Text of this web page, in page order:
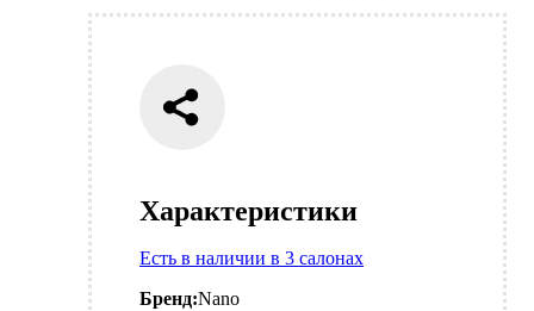
Характеристики
Есть в наличии в 3 салонах
Бренд:Nano